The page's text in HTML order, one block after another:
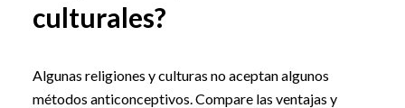
culturales?
Algunas religiones y culturas no aceptan algunos
métodos anticonceptivos. Compare las ventajas y